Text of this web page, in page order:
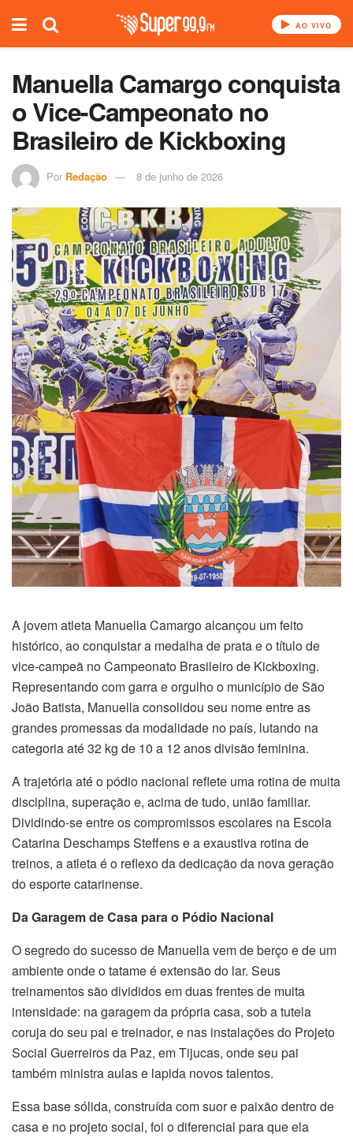
AO VIVO
Manuella Camargo conquista
o Vice-Campeonato no
Brasileiro de Kickboxing
Por Redação 8 de junho de 2026
A jovem atleta Manuella Camargo alcançou um feito
histórico, ao conquistar a medalha de prata e o título de
vice-campeã no Campeonato Brasileiro de Kickboxing.
Representando com garra e orgulho o município de São
João Batista, Manuella consolidou seu nome entre as
grandes promessas da modalidade no país, lutando na
categoria até 32 kg de 10 a 12 anos divisão feminina.
A trajetória até o pódio nacional reflete uma rotina de muita
disciplina, superação e, acima de tudo, união familiar.
Dividindo-se entre os compromissos escolares na Escola
Catarina Deschamps Steffens e a exaustiva rotina de
treinos, a atleta é o reflexo da dedicação da nova geração
do esporte catarinense.
Da Garagem de Casa para o Pódio Nacional
O segredo do sucesso de Manuella vem de berço e de um
ambiente onde o tatame é extensão do lar. Seus
treinamentos são divididos em duas frentes de muita
intensidade: na garagem da própria casa, sob a tutela
coruja do seu pai e treinador, e nas instalações do Projeto
Social Guerreiros da Paz, em Tijucas, onde seu pai
também ministra aulas e lapida novos talentos.
Essa base sólida, construída com suor e paixão dentro de
casa e no projeto social, foi o diferencial para que ela